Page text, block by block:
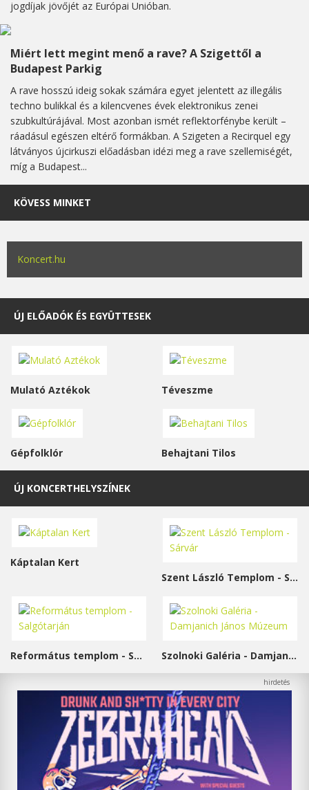
jogdíjak jövőjét az Európai Unióban.
Miért lett megint menő a rave? A Szigettől a
Budapest Parkig
A rave hosszú ideig sokak számára egyet jelentett az illegális
techno bulikkal és a kilencvenes évek elektronikus zenei
szubkultúrájával. Most azonban ismét reflektorfénybe került –
ráadásul egészen eltérő formákban. A Szigeten a Recirquel egy
látványos újcirkuszi előadásban idézi meg a rave szellemiségét,
míg a Budapest...
KÖVESS MINKET
Koncert.hu
ÚJ ELŐADÓK ÉS EGYÜTTESEK
Mulató Aztékok Téveszme
Gépfolklór Behajtani Tilos
ÚJ KONCERTHELYSZÍNEK
Káptalan Kert
Szent László Templom - Sárvár
Református templom - Salgótarján Szolnoki Galéria - Damjanich János Múzeum